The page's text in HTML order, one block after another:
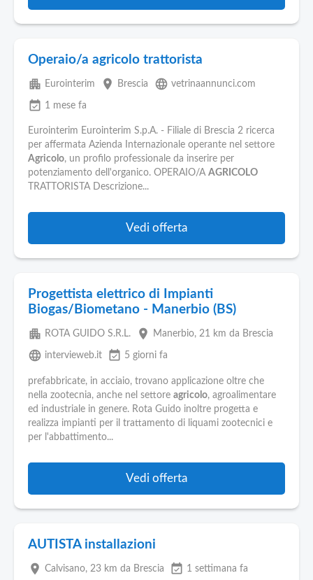
Operaio/a agricolo trattorista
apartment Eurointerim place Brescia language vetrinaannunci.com
event_available 1 mese fa
Eurointerim Eurointerim S.p.A. - Filiale di Brescia 2 ricerca
per affermata Azienda Internazionale operante nel settore
Agricolo, un profilo professionale da inserire per
potenziamento dell'organico. OPERAIO/A AGRICOLO
TRATTORISTA Descrizione...
Vedi offerta
Progettista elettrico di Impianti
Biogas/Biometano - Manerbio (BS)
apartment ROTA GUIDO S.R.L. place Manerbio, 21 km da Brescia
language intervieweb.it event_available 5 giorni fa
prefabbricate, in acciaio, trovano applicazione oltre che
nella zootecnia, anche nel settore agricolo, agroalimentare
ed industriale in genere. Rota Guido inoltre progetta e
realizza impianti per il trattamento di liquami zootecnici e
per l'abbattimento...
Vedi offerta
AUTISTA installazioni
place Calvisano, 23 km da Brescia event_available 1 settimana fa